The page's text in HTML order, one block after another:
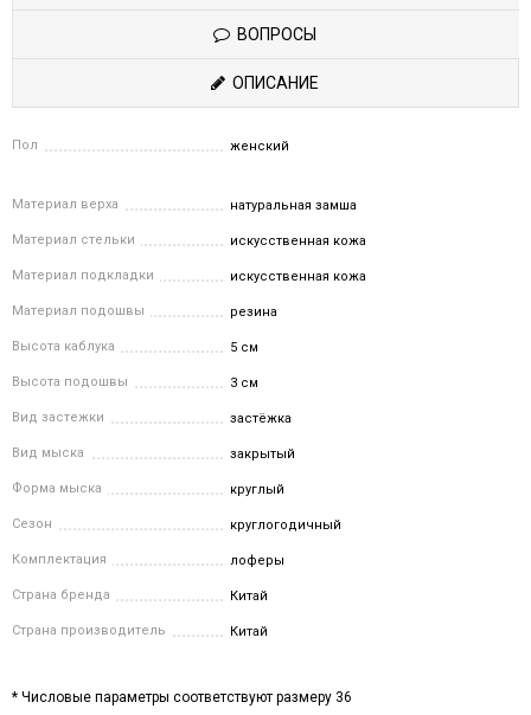
ВОПРОСЫ
ОПИСАНИЕ
Пол женский
Материал верха натуральная замша
Материал стельки искусственная кожа
Материал подкладки искусственная кожа
Материал подошвы резина
Высота каблука 5 см
Высота подошвы 3 см
Вид застежки застёжка
Вид мыска закрытый
Форма мыска круглый
Сезон круглогодичный
Комплектация лоферы
Страна бренда Китай
Страна производитель Китай
* Числовые параметры соответствуют размеру 36